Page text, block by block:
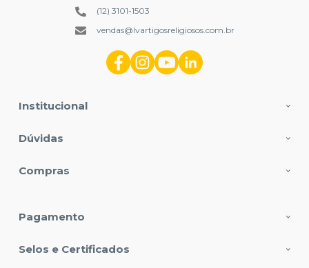
Institucional
Dúvidas
Compras
(12) 3101-1503
vendas@lvartigosreligiosos.com.br
Pagamento
Selos e Certificados